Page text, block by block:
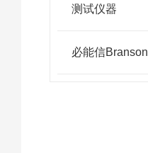
测试仪器
必能信Branson